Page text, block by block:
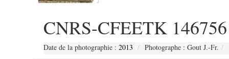
CNRS-CFEETK 146756
Date de la photographie : 2013 Photographe : Gout J.-Fr.